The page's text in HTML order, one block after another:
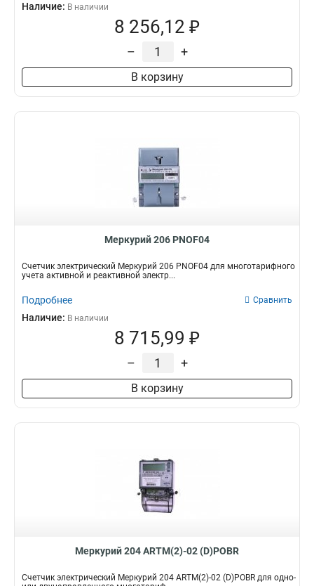
Наличие: В наличии
8 256,12 ₽
– +
В корзину
Меркурий 206 PNOF04
Счетчик электрический Меркурий 206 PNOF04 для многотарифного
учета активной и реактивной электр...
Подробнее Сравнить
Наличие: В наличии
8 715,99 ₽
– +
В корзину
Меркурий 204 ARTM(2)-02 (D)POBR
Счетчик электрический Меркурий 204 ARTM(2)-02 (D)POBR для одно-